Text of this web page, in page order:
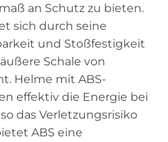
an Schutz zu bieten.
sich durch seine
und Stoßfestigkeit
Schale von
Helme mit ABS-
effektiv die Energie bei
das Verletzungsrisiko
ABS eine